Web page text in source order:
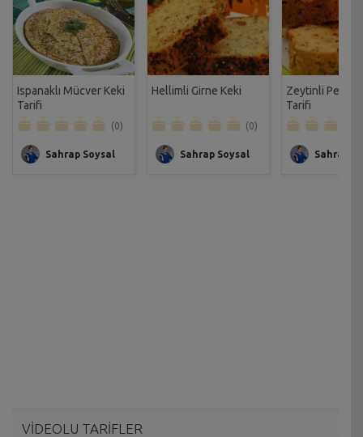
Ispanaklı Mücver Keki
Tarifi
(0)
Sahrap Soysal
Hellimli Girne Keki
(0)
Sahrap Soysal
Zeytinli
Tarifi
Sahrap
VİDEOLU TARİFLER